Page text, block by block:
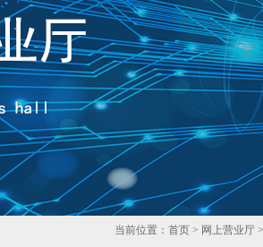
当前位置： 首页 > 网上营业厅 >